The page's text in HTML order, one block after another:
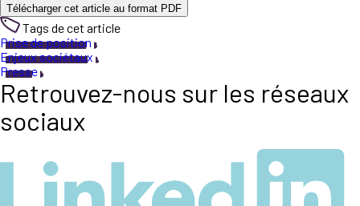
Télécharger cet article au format PDF
Tags de cet article
Prise de position
Enjeux sociétaux
Presse
Retrouvez-nous sur les réseaux
sociaux